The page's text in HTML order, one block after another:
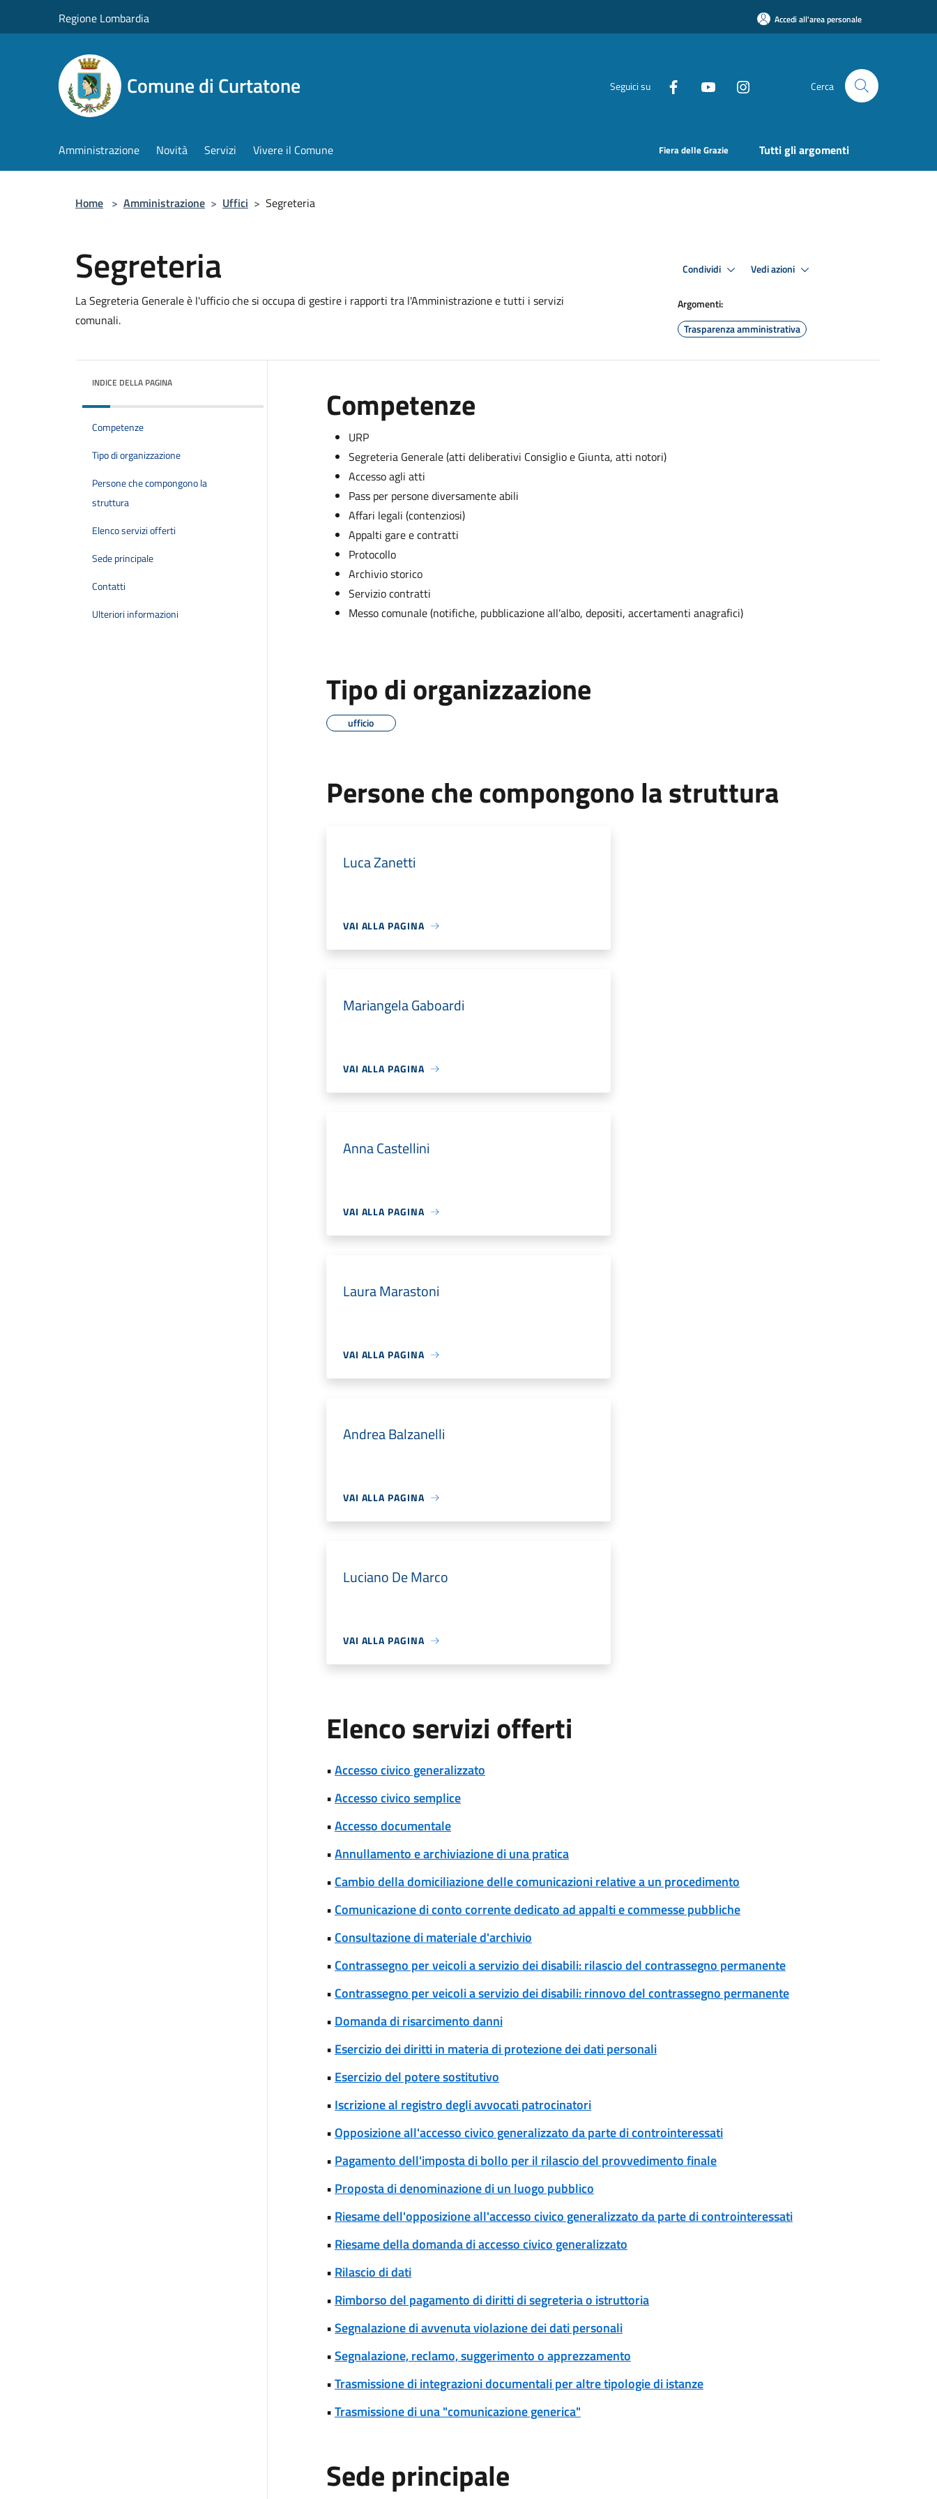
Regione Lombardia Accedi all'area personale
Comune di Curtatone Seguici su Cerca
Amministrazione Novità Servizi Vivere il Comune Fiera delle Grazie Tutti gli argomenti
Home > Amministrazione > Uffici > Segreteria
Segreteria
La Segreteria Generale è l'ufficio che si occupa di gestire i rapporti tra l'Amministrazione e tutti i servizi
comunali.
Condividi Vedi azioni
Argomenti:
Trasparenza amministrativa
INDICE DELLA PAGINA
Competenze
Tipo di organizzazione
Persone che compongono la
struttura
Elenco servizi offerti
Sede principale
Contatti
Ulteriori informazioni
Competenze
URP
Segreteria Generale (atti deliberativi Consiglio e Giunta, atti notori)
Accesso agli atti
Pass per persone diversamente abili
Affari legali (contenziosi)
Appalti gare e contratti
Protocollo
Archivio storico
Servizio contratti
Messo comunale (notifiche, pubblicazione all’albo, depositi, accertamenti anagrafici)
Tipo di organizzazione
ufficio
Persone che compongono la struttura
Luca Zanetti
VAI ALLA PAGINA
Mariangela Gaboardi
VAI ALLA PAGINA
Anna Castellini
VAI ALLA PAGINA
Laura Marastoni
VAI ALLA PAGINA
Andrea Balzanelli
VAI ALLA PAGINA
Luciano De Marco
VAI ALLA PAGINA
Elenco servizi offerti
•Accesso civico generalizzato
•Accesso civico semplice
•Accesso documentale
•Annullamento e archiviazione di una pratica
• Cambio della domiciliazione delle comunicazioni relative a un procedimento
• Comunicazione di conto corrente dedicato ad appalti e commesse pubbliche
• Consultazione di materiale d'archivio
• Contrassegno per veicoli a servizio dei disabili: rilascio del contrassegno permanente
• Contrassegno per veicoli a servizio dei disabili: rinnovo del contrassegno permanente
• Domanda di risarcimento danni
• Esercizio dei diritti in materia di protezione dei dati personali
• Esercizio del potere sostitutivo
• Iscrizione al registro degli avvocati patrocinatori
•Opposizione all'accesso civico generalizzato da parte di controinteressati
• Pagamento dell'imposta di bollo per il rilascio del provvedimento finale
• Proposta di denominazione di un luogo pubblico
• Riesame dell'opposizione all'accesso civico generalizzato da parte di controinteressati
• Riesame della domanda di accesso civico generalizzato
• Rilascio di dati
• Rimborso del pagamento di diritti di segreteria o istruttoria
•Segnalazione di avvenuta violazione dei dati personali
•Segnalazione, reclamo, suggerimento o apprezzamento
•Trasmissione di integrazioni documentali per altre tipologie di istanze
•Trasmissione di una "comunicazione generica"
Sede principale